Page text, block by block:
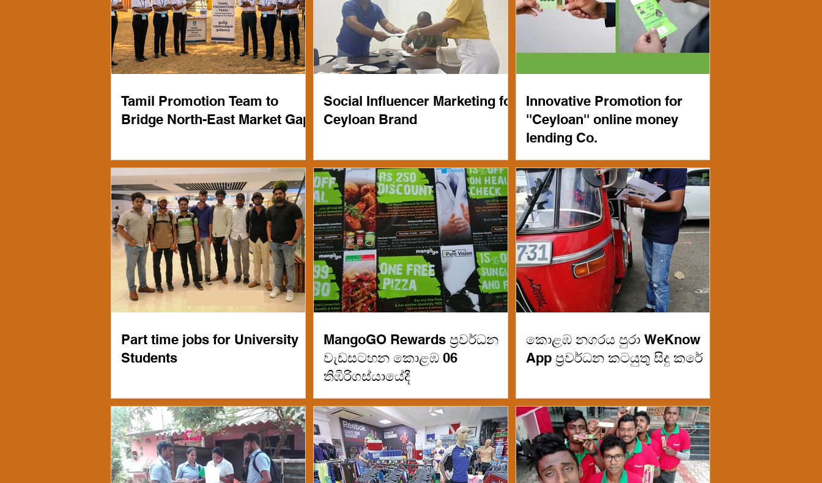
Tamil Promotion Team to
Bridge North-East Market Gap
Social Influencer Marketing for
Ceyloan Brand
Innovative Promotion for
''Ceyloan'' online money
lending Co.
Part time jobs for University
Students
MangoGO Rewards ප්‍රවර්ධන
වැඩසටහන කොළඹ 06
තිඹිරිගස්යායේදී
කොළඹ නගරය පුරා WeKnow
App ප්‍රවර්ධන කටයුතු සිදු කරේ